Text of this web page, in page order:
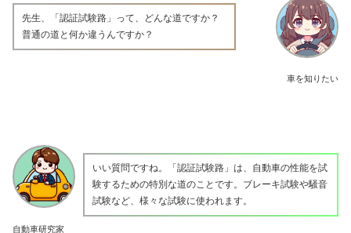
車を知りたい
先生、「認証試験路」って、どんな道ですか？
普通の道と何か違うんですか？
自動車研究家
いい質問ですね。「認証試験路」は、自動車の性能を試
験するための特別な道のことです。ブレーキ試験や騒音
試験など、様々な試験に使われます。